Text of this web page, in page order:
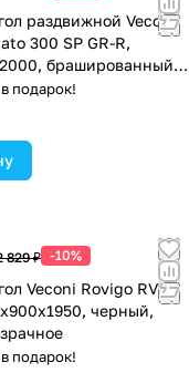
раздвижной Veconi
300 SP GR-R,
брашированный
прозрачное
подарок!
829 ₽ -10%
Veconi Rovigo RV-
черный,
подарок!